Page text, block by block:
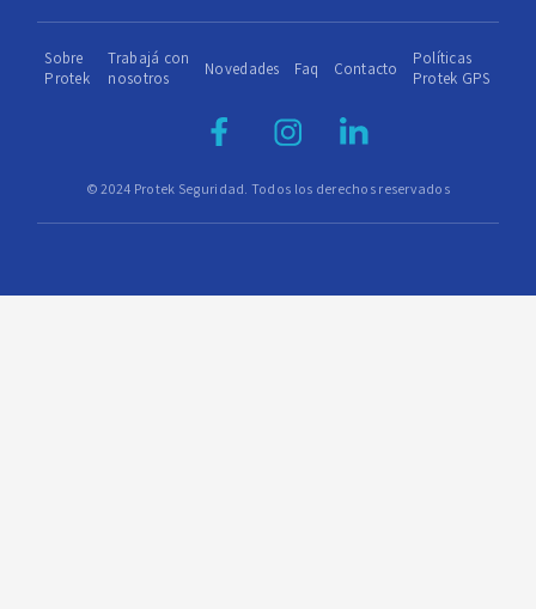
© 2024 Protek Seguridad. Todos los derechos reservados
Sobre
Protek
Trabajá con
nosotros
Novedades Faq Contacto
Políticas
Protek GPS